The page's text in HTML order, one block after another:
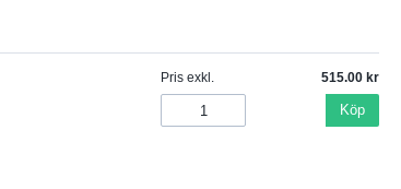
Pris exkl. 515.00
Köp